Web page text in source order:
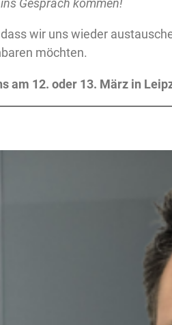
Gespräch kommen!
wir uns wieder
möchten.
am 12. oder 13. März in